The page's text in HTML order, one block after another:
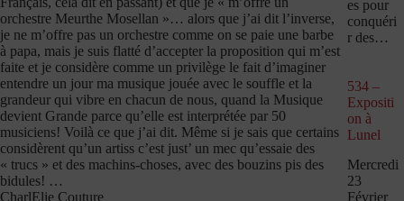
orchestre Meurthe Mosellan »… alors que j’ai dit l’inverse,
je ne m’offre pas un orchestre comme on se paie une barbe
à papa, mais je suis flatté d’accepter la proposition qui m’est
faite et je considère comme un privilège le fait d’imaginer
entendre un jour ma musique jouée avec le souffle et la
grandeur qui vibre en chacun de nous, quand la Musique
devient Grande parce qu’elle est interprétée par 50
musiciens! Voilà ce que j’ai dit. Même si je sais que certains
considèrent qu’un artiss c’est just’ un mec qu’essaie des
« trucs » et des machins-choses, avec des bouzins pis des
bidules! …
CharlElie Couture
es pour
conquéri
r des…
534 –
Expositi
on à
Lunel
Mercredi
23
Février